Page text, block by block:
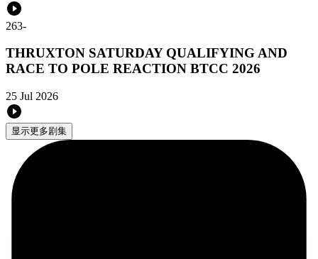
263-
THRUXTON SATURDAY QUALIFYING AND
RACE TO POLE REACTION BTCC 2026
25 Jul 2026
显示更多剧集